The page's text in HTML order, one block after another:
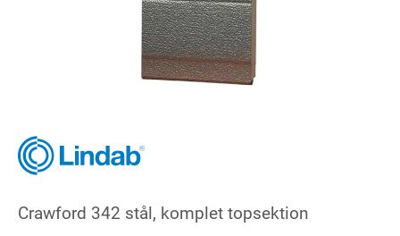
Crawford 342 stål, komplet topsektion